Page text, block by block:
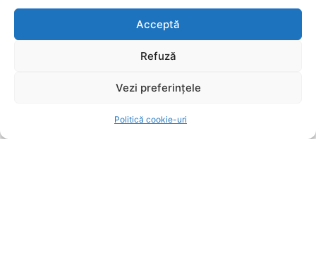
Acceptă
Refuză
Vezi preferințele
Politică cookie-uri
Şerbănescu (CNAIR): Decesele tinerilor în
accidente rutiere depășesc pe cele cauzate de
7 august 2026